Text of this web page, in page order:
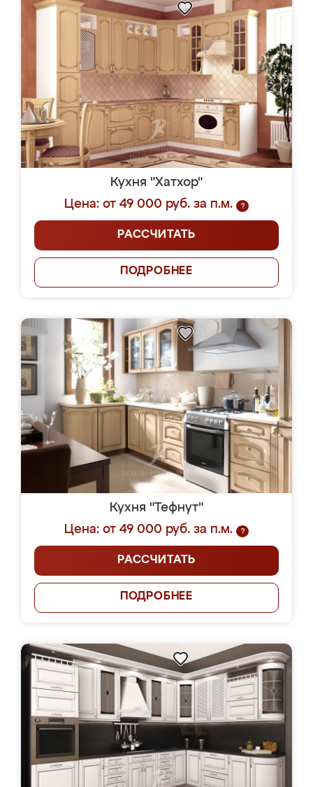
Кухня "Хатхор"
Цена: от 49 000 руб. за п.м.
?
РАССЧИТАТЬ
ПОДРОБНЕЕ
Кухня "Тефнут"
Цена: от 49 000 руб. за п.м.
?
РАССЧИТАТЬ
ПОДРОБНЕЕ